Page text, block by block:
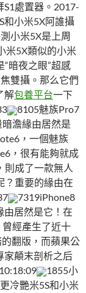
處置器。2017-
和小米5X阿誰攝
小米5X是上周
米5X類似的小米
暗夜之眼”超感
雙攝。那么它們
解包養平台一下
8105魅族Pro7
澹緣由居然是
，一個魅族
，很有能夠就成
則成了一款無人
？重要的緣由在
7319iPhone8
由居然是它！在
經產生了近十
翻版，而蘋果公
家顛末剖析之后
1855小
冷艷米5S和小米